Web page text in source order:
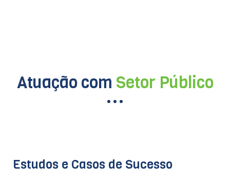
Atuação com Setor Público
Estudos e Casos de Sucesso